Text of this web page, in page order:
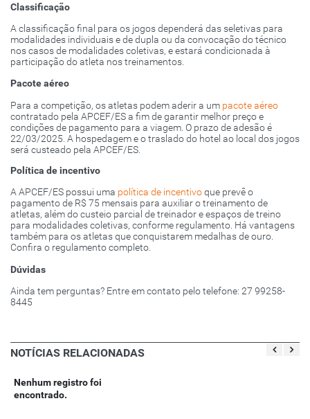
Classificação
A classificação final para os jogos dependerá das seletivas para
modalidades individuais e de dupla ou da convocação do técnico
nos casos de modalidades coletivas, e estará condicionada à
participação do atleta nos treinamentos.
Pacote aéreo
Para a competição, os atletas podem aderir a um pacote aéreo
contratado pela APCEF/ES a fim de garantir melhor preço e
condições de pagamento para a viagem. O prazo de adesão é
22/03/2025. A hospedagem e o traslado do hotel ao local dos jogos
será custeado pela APCEF/ES.
Política de incentivo
A APCEF/ES possui uma política de incentivoque prevê o
pagamento de R$ 75 mensais para auxiliar o treinamento de
atletas, além do custeio parcial de treinador e espaços de treino
para modalidades coletivas, conforme regulamento. Há vantagens
também para os atletas que conquistarem medalhas de ouro.
Confira o regulamento completo.
Dúvidas
Ainda tem perguntas? Entre em contato pelo telefone: 27 99258-
8445
NOTÍCIAS RELACIONADAS
Nenhum registro foi
encontrado.